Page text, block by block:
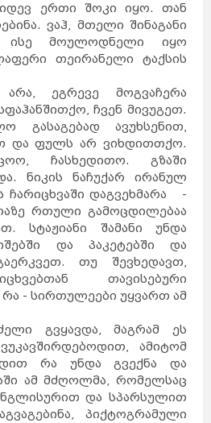
ერთი შოკი იყო. თან
ვაჰ, მთელი შინაგანი
ისე მოულოდნელი იყო
თეირანელი ტაქსის
ეგრევე მოგვაჩერა
ჩვენ მივუგეთ.
გასაგებად ავუხსენით,
და ფულს არ ვიხდითთქო.
ჩასხედითო. გზაში
ნიკის ნაჩუქარ ირანულ
ჩარიცხვაში დაგვეხმარა -
რთული გამოცდილებაა
სტაჟიანი შამანი უნდა
და პაკეტებში და
თუ შევხედავთ,
თავისებური
- სირთულეები უყვართ ამ
გვყავდა, მაგრამ ეს
ამიტომ
რა უნდა გვექნა და
ამ მძღოლმა, რომელსაც
და სპარსულით
პიქტოგრამული